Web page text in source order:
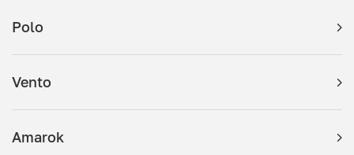
Polo
Vento
Amarok